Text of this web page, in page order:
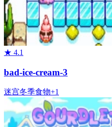
★ 4.1
bad-ice-cream-3
迷宫冬季食物+1